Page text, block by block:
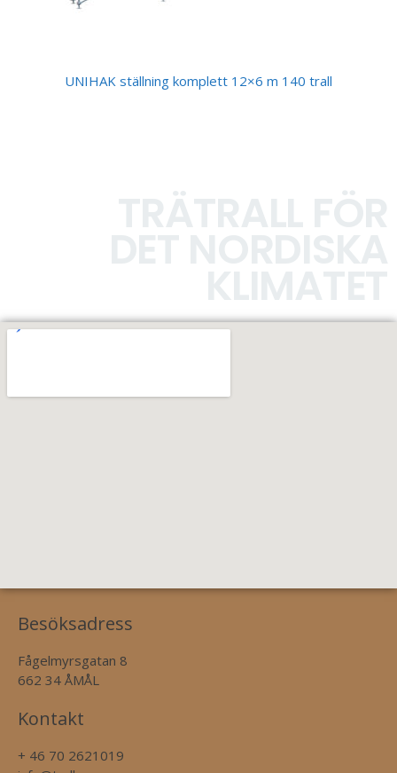
UNIHAK ställning komplett 12×6 m 140 trall
Besöksadress
Fågelmyrsgatan 8
662 34 ÅMÅL
Kontakt
+ 46 70 2621019